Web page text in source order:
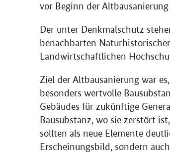
vor Beginn der Altbausanierung
Der unter Denkmalschutz
benachbarten
Landwirtschaftlichen
Ziel der Altbausanierung war
besonders wertvolle
Gebäudes für zukünftige
Bausubstanz, wo sie zerstört
sollten als neue Elemente
Erscheinungsbild, sondern